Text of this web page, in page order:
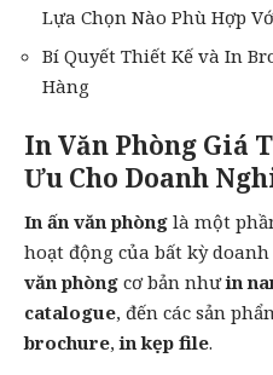
Lựa Chọn Nào Phù Hợp
Bí Quyết Thiết Kế và In
Hàng
In Văn Phòng Giá
Ưu Cho Doanh
In ấn văn phòng là một
hoạt động của bất kỳ
văn phòng cơ bản nhưin
catalogue, đến các sản
brochure,in kẹp file.